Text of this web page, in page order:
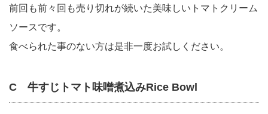
前回も前々回も売り切れが続いた美味しいトマトクリーム
ソースです。
食べられた事のない方は是非一度お試しください。
C 牛すじトマト味噌煮込みRice Bowl